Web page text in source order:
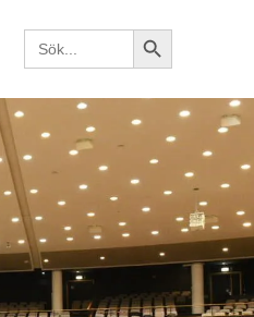
Sök efter: Sökknapp